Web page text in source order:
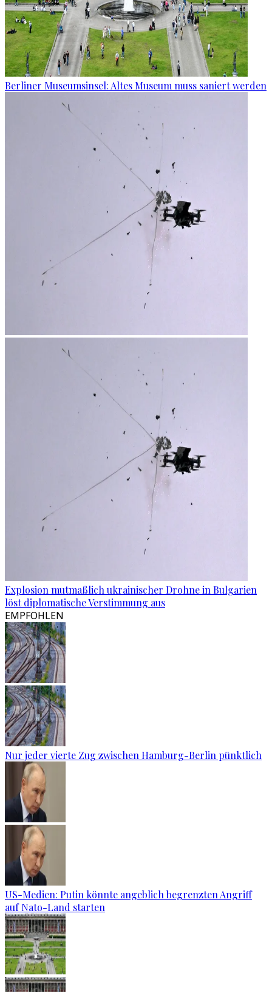
Berliner Museumsinsel: Altes Museum muss saniert werden
Explosion mutmaßlich ukrainischer Drohne in Bulgarien
löst diplomatische Verstimmung aus
EMPFOHLEN
Nur jeder vierte Zug zwischen Hamburg-Berlin pünktlich
US-Medien: Putin könnte angeblich begrenzten Angriff
auf Nato-Land starten